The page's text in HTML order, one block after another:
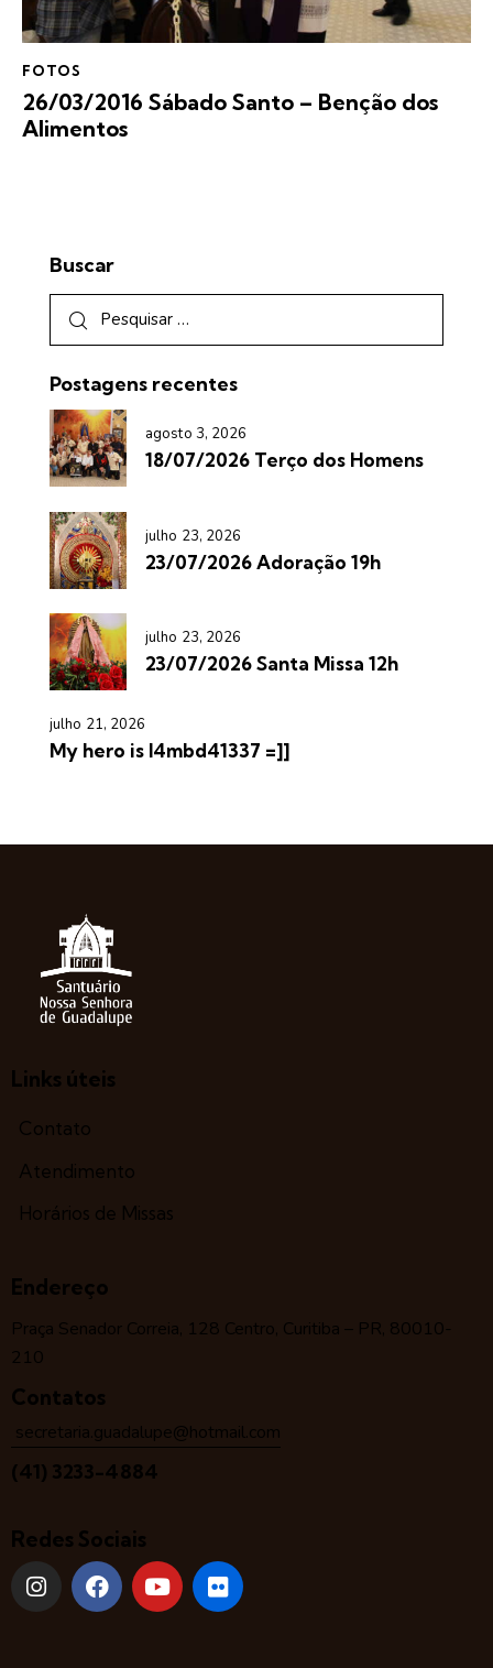
FOTOS
26/03/2016 Sábado Santo – Benção dos
Alimentos
Buscar
Postagens recentes
agosto 3, 2026
18/07/2026 Terço dos Homens
julho 23, 2026
23/07/2026 Adoração 19h
julho 23, 2026
23/07/2026 Santa Missa 12h
julho 21, 2026
My hero is l4mbd41337 =]]
Links úteis
Contato
Atendimento
Horários de Missas
Endereço
Praça Senador Correia, 128 Centro, Curitiba – PR, 80010-
210
Contatos
secretaria.guadalupe@hotmail.com
(41) 3233-4884
Redes Sociais